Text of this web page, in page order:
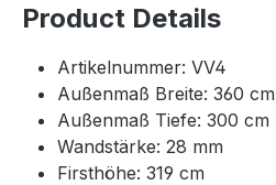
Product Details
Artikelnummer: VV4
Außenmaß Breite: 360 cm
Außenmaß Tiefe: 300 cm
Wandstärke: 28 mm
Firsthöhe: 319 cm